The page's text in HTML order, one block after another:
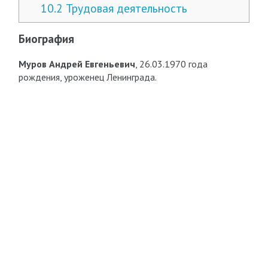
10.2 Трудовая деятельность
Биография
Муров Андрей Евгеньевич, 26.03.1970 года
рождения, уроженец Ленинграда.